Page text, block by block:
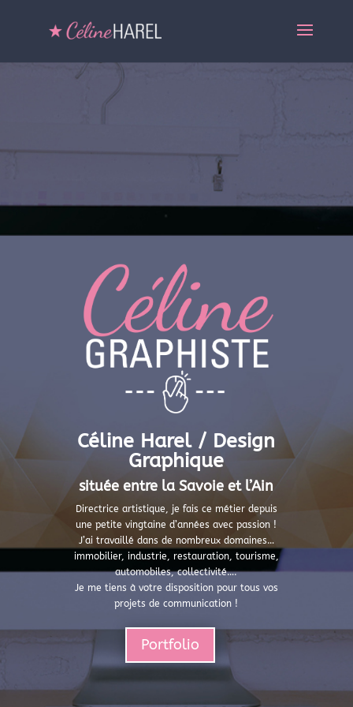
Céline Harel / Design
Graphique
située entre la Savoie et l’Ain
Directrice artistique, je fais ce métier depuis
une petite vingtaine d’années avec passion !
J’ai travaillé dans de nombreux domaines…
immobilier, industrie, restauration, tourisme,
automobiles, collectivité….
Je me tiens à votre disposition pour tous vos
projets de communication !
Portfolio